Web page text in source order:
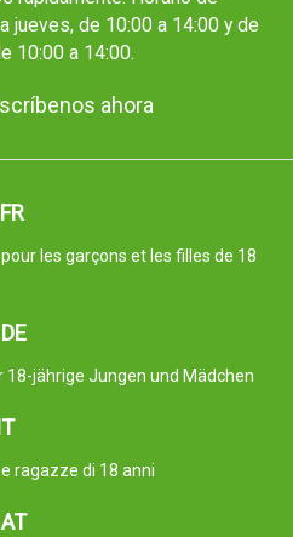
jueves, de 10:00 a 14:00 y de
10:00 a 14:00.
ahora
les garçons et les filles de 18
18-jährige Jungen und Mädchen
ragazze di 18 anni